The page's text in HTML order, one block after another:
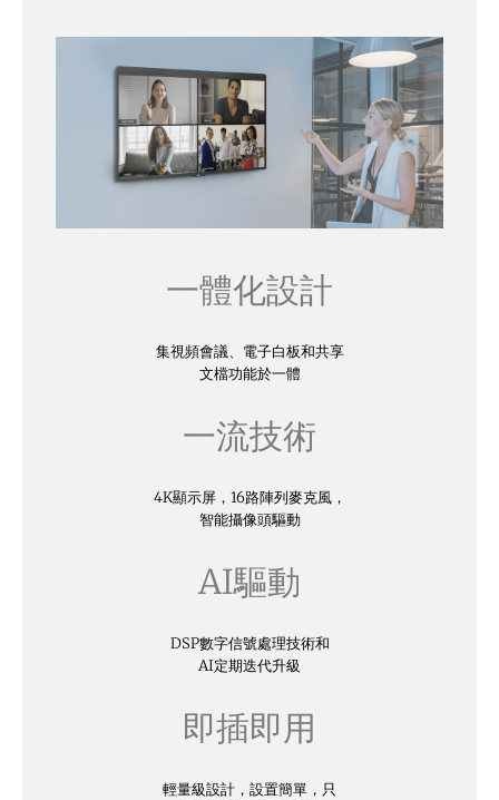
一體化設計
集視頻會議、電子白板和共享
文檔功能於一體
一流技術
4K顯示屏，16路陣列麥克風，
智能攝像頭驅動
AI驅動
DSP數字信號處理技術和
AI定期迭代升級
即插即用
輕量級設計，設置簡單，只